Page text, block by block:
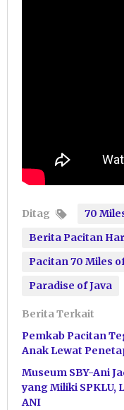
Ditag
70
Berita Pacitan
Pacitan 70 Miles
Paradise of Java
Berita Terkait
Pemkab Pacitan
Anak Lewat
Museum SBY-Ani
yang Miliki SPKLU,
ANI